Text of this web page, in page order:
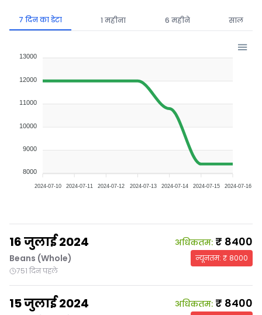
7 दिन का डेटा 1 महीना 6 महीने साल
13000
12000
11000
10000
9000
8000
2024-07-10 2024-07-11 2024-07-12 2024-07-13 2024-07-14 2024-07-15 2024-07-16
16 जुलाई 2024
Beans (Whole)
751 दिन पहले
अधिकतम: ₹ 8400
न्यूनतम: ₹ 8000
15 जुलाई 2024 अधिकतम: ₹ 8400